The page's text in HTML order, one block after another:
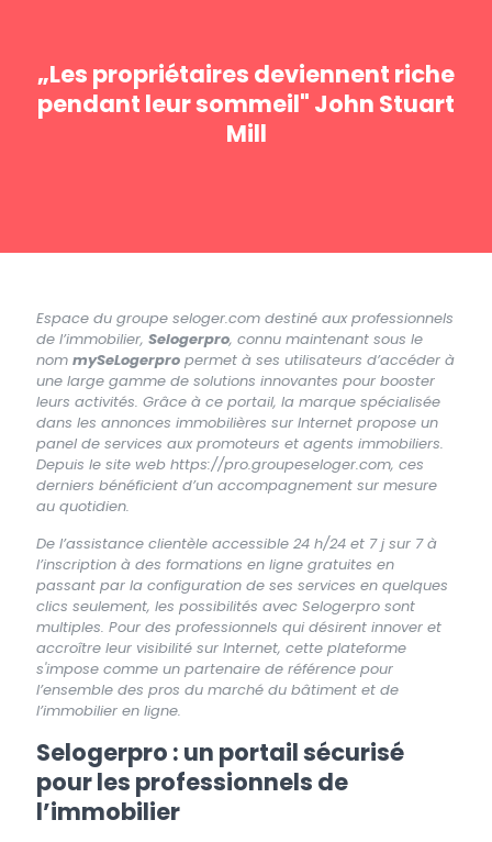
„Les propriétaires deviennent riche
pendant leur sommeil" John Stuart
Mill
Espace du groupe seloger.com destiné aux professionnels
de l’immobilier, Selogerpro, connu maintenant sous le
nom mySeLogerpro permet à ses utilisateurs d’accéder à
une large gamme de solutions innovantes pour booster
leurs activités. Grâce à ce portail, la marque spécialisée
dans les annonces immobilières sur Internet propose un
panel de services aux promoteurs et agents immobiliers.
Depuis le site web https://pro.groupeseloger.com, ces
derniers bénéficient d’un accompagnement sur mesure
au quotidien.
De l’assistance clientèle accessible 24 h/24 et 7 j sur 7 à
l’inscription à des formations en ligne gratuites en
passant par la configuration de ses services en quelques
clics seulement, les possibilités avec Selogerpro sont
multiples. Pour des professionnels qui désirent innover et
accroître leur visibilité sur Internet, cette plateforme
s'impose comme un partenaire de référence pour
l’ensemble des pros du marché du bâtiment et de
l’immobilier en ligne.
Selogerpro : un portail sécurisé
pour les professionnels de
l’immobilier